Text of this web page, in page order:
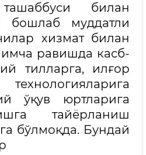
билан
муддатли
хизмат билан
равишда касб-
тилларга, илғор
ўқув юртларига
тайёрланиш
бўлмоқда. Бундай